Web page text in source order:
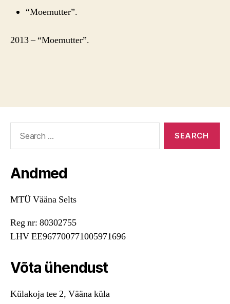
“Moemutter”.
2013 – “Moemutter”.
Andmed
MTÜ Vääna Selts
Reg nr: 80302755
LHV EE967700771005971696
Võta ühendust
Külakoja tee 2, Vääna küla